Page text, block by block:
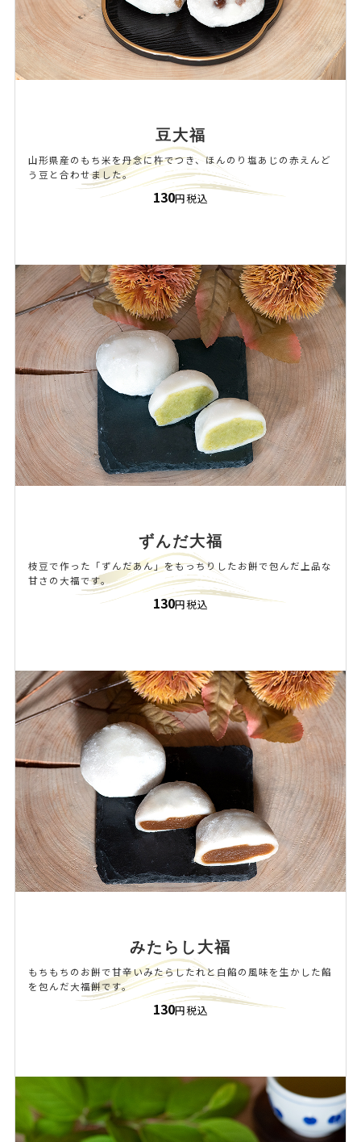
豆大福
山形県産のもち米を丹念に杵でつき、ほんのり塩あじの赤えんど
う豆と合わせました。
130円税込
ずんだ大福
枝豆で作った「ずんだあん」をもっちりしたお餅で包んだ上品な
甘さの大福です。
130円税込
みたらし大福
もちもちのお餅で甘辛いみたらしたれと白餡の風味を生かした餡
を包んだ大福餅です。
130円税込